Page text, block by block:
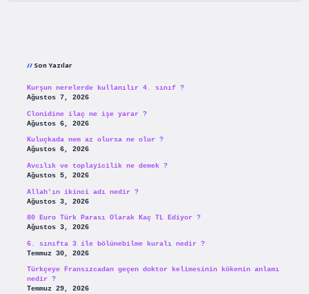
Son Yazılar
Kurşun nerelerde kullanılır 4. sınıf ?
Ağustos 7, 2026
Clonidine ilaç ne işe yarar ?
Ağustos 6, 2026
Kuluçkada nem az olursa ne olur ?
Ağustos 6, 2026
Avcılık ve toplayicilik ne demek ?
Ağustos 5, 2026
Allah’ın ikinci adı nedir ?
Ağustos 3, 2026
80 Euro Türk Parası Olarak Kaç TL Ediyor ?
Ağustos 3, 2026
6. sınıfta 3 ile bölünebilme kuralı nedir ?
Temmuz 30, 2026
Türkçeye Fransızcadan geçen doktor kelimesinin kökenin anlamı
nedir ?
Temmuz 29, 2026